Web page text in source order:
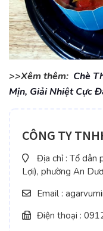
>>Xêm thêm: Chè
Mịn, Giải Nhiệt Cực
CÔNG TY
Địa chỉ : Tổ dân
Lợi), phường An
Email :
Điện thoại :